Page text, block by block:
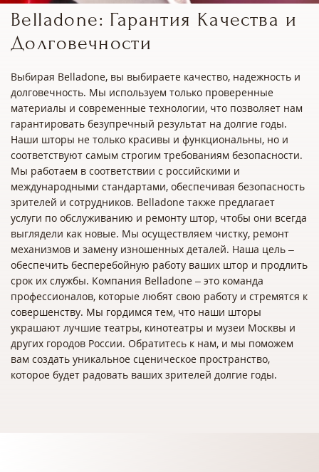
Belladone: Гарантия Качества и
Долговечности
Выбирая Belladone, вы выбираете качество, надежность и
долговечность. Мы используем только проверенные
материалы и современные технологии, что позволяет нам
гарантировать безупречный результат на долгие годы.
Наши шторы не только красивы и функциональны, но и
соответствуют самым строгим требованиям безопасности.
Мы работаем в соответствии с российскими и
международными стандартами, обеспечивая безопасность
зрителей и сотрудников. Belladone также предлагает
услуги по обслуживанию и ремонту штор, чтобы они всегда
выглядели как новые. Мы осуществляем чистку, ремонт
механизмов и замену изношенных деталей. Наша цель –
обеспечить бесперебойную работу ваших штор и продлить
срок их службы. Компания Belladone – это команда
профессионалов, которые любят свою работу и стремятся к
совершенству. Мы гордимся тем, что наши шторы
украшают лучшие театры, кинотеатры и музеи Москвы и
других городов России. Обратитесь к нам, и мы поможем
вам создать уникальное сценическое пространство,
которое будет радовать ваших зрителей долгие годы.